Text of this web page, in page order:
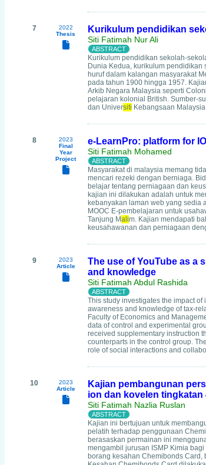
7
2022
Thesis
Kurikulum pendidikan
Siti Fatimah Nur Ali
Kurikulum pendidikan sekolah-
Dunia Kedua, kurikulum
huruf dalam kalangan masyarakat
pada tahun 1900 hingga 1957.
Arkib Negara Malaysia seperti
pelajaran kolonial British. Sumber-
dan Universiti Kebangsaan
8
2023
Final
Year
Project
e-LearnPro: platform for
Siti Fatimah Mohamed
Masyarakat di malaysia memang
mencari rezeki dengan berniaga.
belajar tentang perniagaan dan
kajian ini dilakukan adalah untuk
kebanyakan laman web yang sedia
MOOC E-pembelajaran untuk
Tanjung Malim. Kajian mendapati
keusahawanan dan perniagaan
9
2023
Article
The use of YouTube as a
and knowledge
Siti Fatimah Abdul Rashida
This study investigates the impact
awareness and knowledge of tax-
Faculty of Economics and
data of control and experimental
received supplementary instruction
counterparts in the control group.
role of social interactions and
10
2023
Article
Kajian pembangunan
ion dan kovelen tingkatan
Siti Fatimah Nazlia Ruslan
Kajian ini bertujuan untuk
pelatih terhadap penggunaan
berasaskan permainan ini
mengambil jurusan ISMP Kimia
borang kesahan Chemibonds